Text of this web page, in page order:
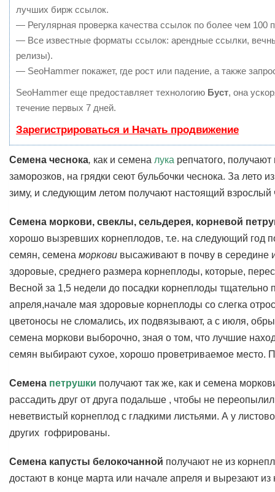
лучших бирж ссылок.
— Регулярная проверка качества ссылок по более чем 100
— Все известные форматы ссылок: арендные ссылки,
релизы).
— SeoHammer покажет, где рост или падение, а также
SeoHammer еще предоставляет технологию Буст, она
течение первых 7 дней.
Зарегистрироваться и Начать продвижение
Семена чеснока, как и семена лука репчатого,
заморозков, на грядки сеют бульбочки чеснока. За
зиму, и следующим летом получают настоящий взрослый
Семена моркови, свеклы, сельдерея, корневой
хорошо вызревших корнеплодов, т.е. на следующий год
семян, семена моркови высаживают в почву в
здоровые, среднего размера корнеплоды, которые,
Весной за 1,5 недели до посадки корнеплоды
апреля,начале мая здоровые корнеплоды со слегка
цветоносы не сломались, их подвязывают, а с июля,
семена моркови выборочно, зная о том, что лучшие
семян выбирают сухое, хорошо проветриваемое место.
Семена петрушки получают так же, как и семена
рассадить друг от друга подальше , чтобы не
неветвистый корнеплод с гладкими листьями. А у
других гофрированы.
Семена капусты белокочанной получают не из
достают в конце марта или начале апреля и вырезают